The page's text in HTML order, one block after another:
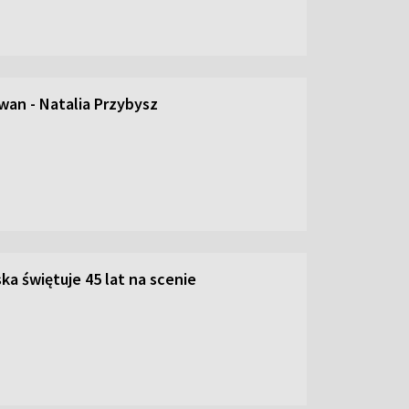
- Natalia Przybysz
świętuje 45 lat na scenie